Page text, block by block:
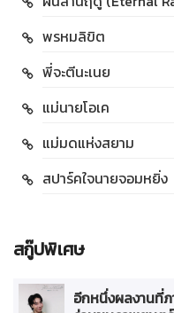
พรหมลิขิต
พี่จะตีนะเนย
แม่นายโอเค
แม่มดแห่งสยาม
สปาร์คใจนายจอมหยิ่ง
สกู๊ปพิเศษ
อีกหนึ่งผลงานที่